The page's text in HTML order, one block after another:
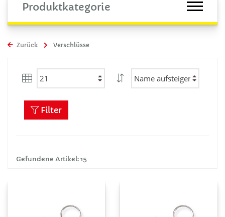
Produktkategorie
Zurück Verschlüsse
Gefundene Artikel: 15
Filter